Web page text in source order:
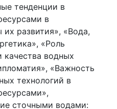
тенденции в
в
развития», «Вода,
«Роль
качества водных
«Важность
технологий в
сточными водами: